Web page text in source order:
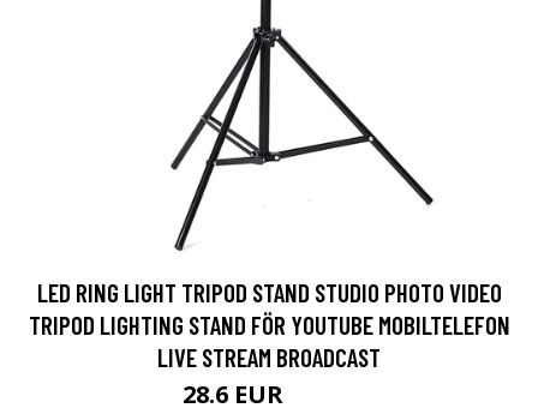
LED RING LIGHT TRIPOD STAND STUDIO PHOTO VIDEO
TRIPOD LIGHTING STAND FÖR YOUTUBE MOBILTELEFON
LIVE STREAM BROADCAST
28.6 EUR